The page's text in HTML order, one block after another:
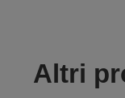
Altri